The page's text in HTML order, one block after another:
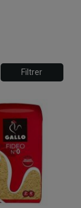
Filtrer